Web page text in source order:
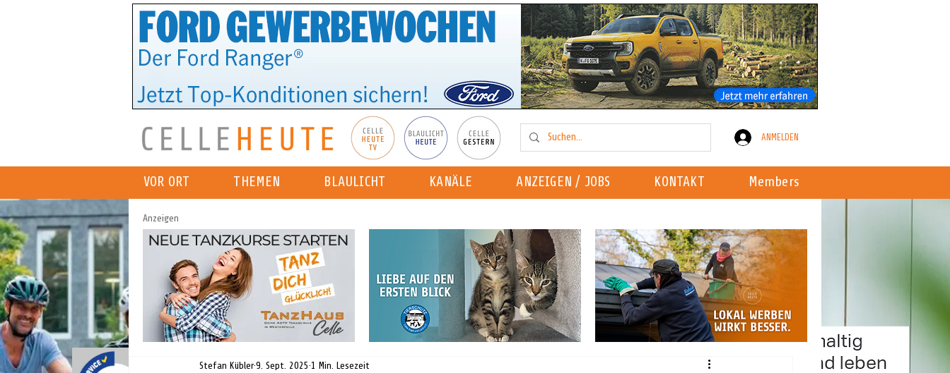
ANMELDEN
VOR ORT THEMEN BLAULICHT KANÄLE ANZEIGEN / JOBS KONTAKT Members
Anzeigen
Stefan Kübler 9. Sept. 2025 1 Min. Lesezeit